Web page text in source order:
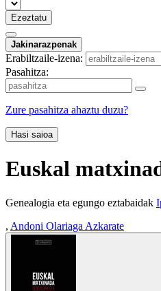
Ezeztatu
Jakinarazpenak
Erabiltzaile-izena:
Pasahitza:
Zure pasahitza ahaztu duzu?
Hasi saioa
Euskal
Genealogia eta egungo eztabaidak
, Andoni Olariaga Azkarate